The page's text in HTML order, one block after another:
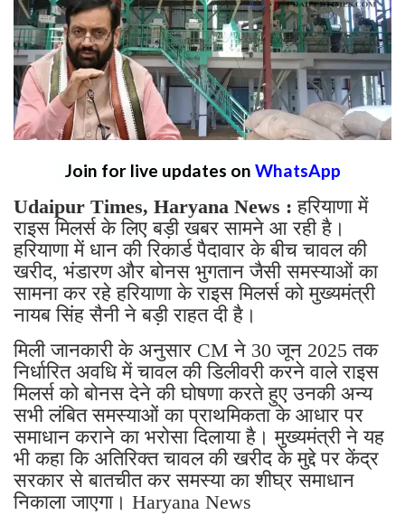
Join for live updates on WhatsApp
Udaipur Times, Haryana News : हरियाणा में
राइस मिलर्स के लिए बड़ी खबर सामने आ रही है।
हरियाणा में धान की रिकार्ड पैदावार के बीच चावल की
खरीद, भंडारण और बोनस भुगतान जैसी समस्याओं का
सामना कर रहे हरियाणा के राइस मिलर्स को मुख्यमंत्री
नायब सिंह सैनी ने बड़ी राहत दी है।
मिली जानकारी के अनुसार CM ने 30 जून 2025 तक
निर्धारित अवधि में चावल की डिलीवरी करने वाले राइस
मिलर्स को बोनस देने की घोषणा करते हुए उनकी अन्य
सभी लंबित समस्याओं का प्राथमिकता के आधार पर
समाधान कराने का भरोसा दिलाया है। मुख्यमंत्री ने यह
भी कहा कि अतिरिक्त चावल की खरीद के मुद्दे पर केंद्र
सरकार से बातचीत कर समस्या का शीघ्र समाधान
निकाला जाएगा। Haryana News